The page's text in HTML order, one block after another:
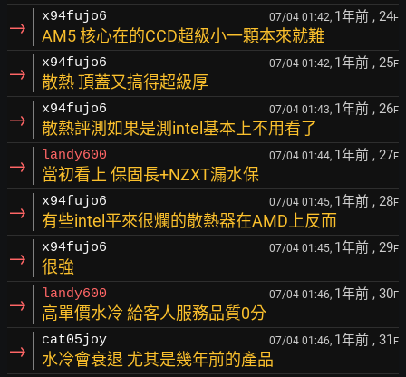
→ x94fujo6 07/04 01:42, 1年前 , 24F
AM5 核心在的CCD超級小一顆本來就難
→ x94fujo6 07/04 01:42, 1年前 , 25F
散熱 頂蓋又搞得超級厚
→ x94fujo6 07/04 01:43, 1年前 , 26F
散熱評測如果是測intel基本上不用看了
→ landy600 07/04 01:44, 1年前 , 27F
當初看上 保固長+NZXT漏水保
→ x94fujo6 07/04 01:45, 1年前 , 28F
有些intel平來很爛的散熱器在AMD上反而
→ x94fujo6 07/04 01:45, 1年前 , 29F
很強
→ landy600 07/04 01:46, 1年前 , 30F
高單價水冷 給客人服務品質0分
→ cat05joy 07/04 01:46, 1年前 , 31 F
水冷會衰退 尤其是幾年前的產品